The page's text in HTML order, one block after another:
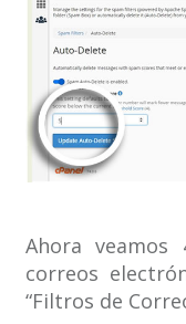
Ahora
correos
“Filtros de